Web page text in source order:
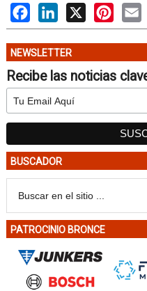
FacebookLinkedIn
NEWSLETTER
Recibe las noticias
BUSCADOR
PATROCINIO BRONCE